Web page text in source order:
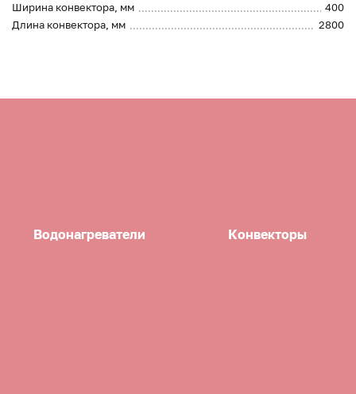
Ширина конвектора, мм
400
Длина конвектора, мм
2800
Водонагреватели Конвекторы